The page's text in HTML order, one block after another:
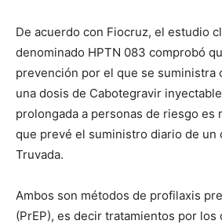
De acuerdo con Fiocruz, el estudio
denominado HPTN 083 comprobó
prevención por el que se suministra
una dosis de Cabotegravir
prolongada a personas de riesgo es
que prevé el suministro diario de un
Truvada.
Ambos son métodos de profilaxis
(PrEP), es decir tratamientos por los